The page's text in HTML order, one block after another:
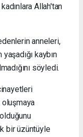
Allah'tan
anneleri,
kaybın
söyledi.
bir üzüntüyle